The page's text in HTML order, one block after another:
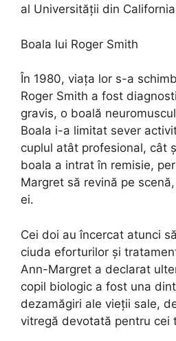
al Universității din
Boala lui Roger Smith
În 1980, viața lor s-a
Roger Smith a fost
gravis, o boală
Boala i-a limitat sever
cuplul atât profesional, cât
boala a intrat în remisie,
Margret să revină pe
ei.
Cei doi au încercat atunci
ciuda eforturilor și
Ann-Margret a declarat
copil biologic a fost una
dezamăgiri ale vieții sale,
vitregă devotată pentru cei